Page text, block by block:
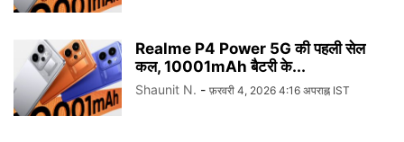
Realme P4 Power 5G की पहली सेल
कल, 10001mAh बैटरी के...
Shaunit N. - फ़रवरी 4, 2026 4:16 अपराह्न IST